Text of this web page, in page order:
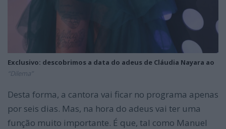
Exclusivo: descobrimos a data do adeus de Cláudia Nayara ao
“Dilema”
Desta forma, a cantora vai ficar no programa apenas
por seis dias. Mas, na hora do adeus vai ter uma
função muito importante. É que, tal como Manuel